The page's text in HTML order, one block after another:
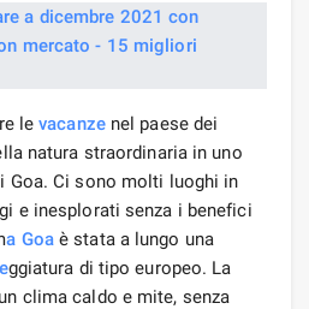
levacanzenel paese dei
natura straordinaria in uno
Goa. Ci sono molti luoghi in
e inesplorati senza i benefici
a Goaè stata a lungo una
ggiatura di tipo europeo. La
clima caldo e mite, senza